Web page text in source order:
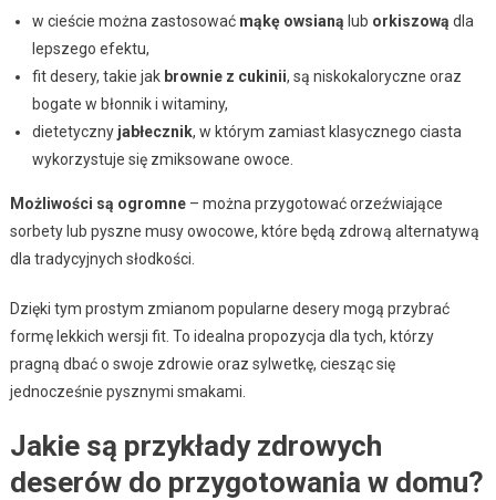
w cieście można zastosować mąkę owsianą lub orkiszową dla
lepszego efektu,
fit desery, takie jak brownie z cukinii, są niskokaloryczne oraz
bogate w błonnik i witaminy,
dietetyczny jabłecznik, w którym zamiast klasycznego ciasta
wykorzystuje się zmiksowane owoce.
Możliwości są ogromne– można przygotować orzeźwiające
sorbety lub pyszne musy owocowe, które będą zdrową alternatywą
dla tradycyjnych słodkości.
Dzięki tym prostym zmianom popularne desery mogą przybrać
formę lekkich wersji fit. To idealna propozycja dla tych, którzy
pragną dbać o swoje zdrowie oraz sylwetkę, ciesząc się
jednocześnie pysznymi smakami.
Jakie są przykłady zdrowych
deserów do przygotowania w domu?